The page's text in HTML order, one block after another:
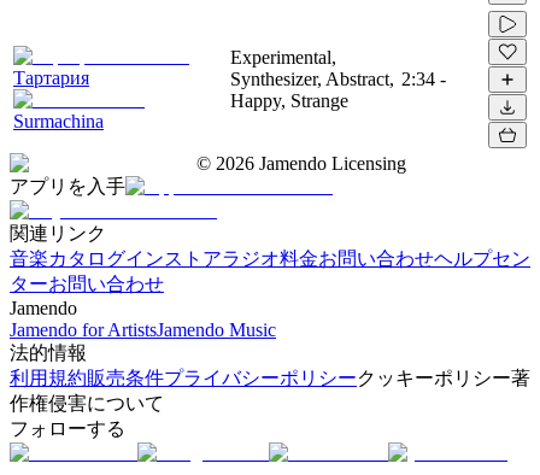
Тартария
Surmachina
Experimental,
Synthesizer, Abstract,
Happy, Strange
2:34 -
© 2026 Jamendo Licensing
アプリを入手
関連リンク
音楽カタログインストアラジオ料金お問い合わせヘルプセン
ターお問い合わせ
Jamendo
Jamendo for ArtistsJamendo Music
法的情報
利用規約販売条件プライバシーポリシークッキーポリシー著
作権侵害について
フォローする